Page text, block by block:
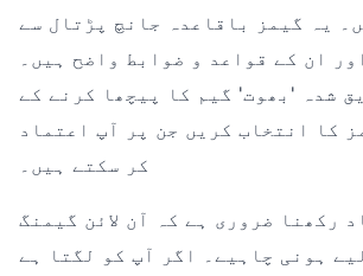
یہ گیمز باقاعدہ جانچ پڑتال سے
ان کے قواعد و ضوابط واضح ہیں۔
شدہ 'بھوت' گیم کا پیچھا کرنے کے
کا انتخاب کریں جن پر آپ اعتماد
کر سکتے ہیں۔
رکھنا ضروری ہے کہ آن لائن گیمنگ
ہونی چاہیے۔ اگر آپ کو لگتا ہے